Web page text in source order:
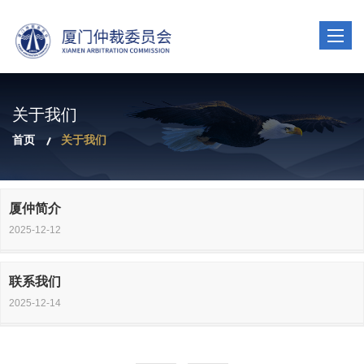
Toggle
关于我们
首页 关于我们
厦仲简介
2025-12-12
联系我们
2025-12-14